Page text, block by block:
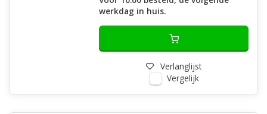
werkdag in huis.
Verlanglijst
Vergelijk